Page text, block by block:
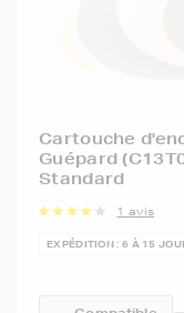
Cartouche
Guépard
Standard
1 avis
EXPÉDITION : 6 À 15